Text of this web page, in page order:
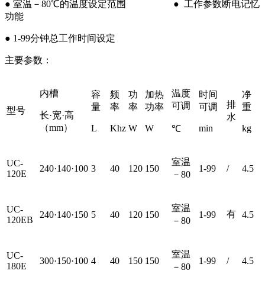
● 室温－80℃的温度设定范围 ● 工作参数断电记忆
功能
● 1-99分钟总工作时间设定
主要参数：
型号
内槽
长·宽·高
（mm）
容
量
L
频
率
Khz
功
率
W
加热
功率
W
温度
可调
℃
时间
可调
min
排
水
净
重
kg
UC-
120E
240·140·100 3 40 120 150
室温
－80
1-99 / 4.5
UC-
120EB
240·140·150 5 40 120 150
室温
－80
1-99 有 4.5
UC-
180E
300·150·100 4 40 150 150
室温
－80
1-99 / 4.5